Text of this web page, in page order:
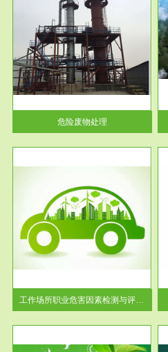
危险废物处理
服务范围
市政固废处理
蔚蓝生态环境科技所从事的市政
废物处理业务包括市政废物的处
理处...
工作场所职业危害因素检测与评价...
服务范围
工作场所职业危害现状评价
【现状评价意义】：具体因素---
-通过质谱分析等多种手段明确
工作场...